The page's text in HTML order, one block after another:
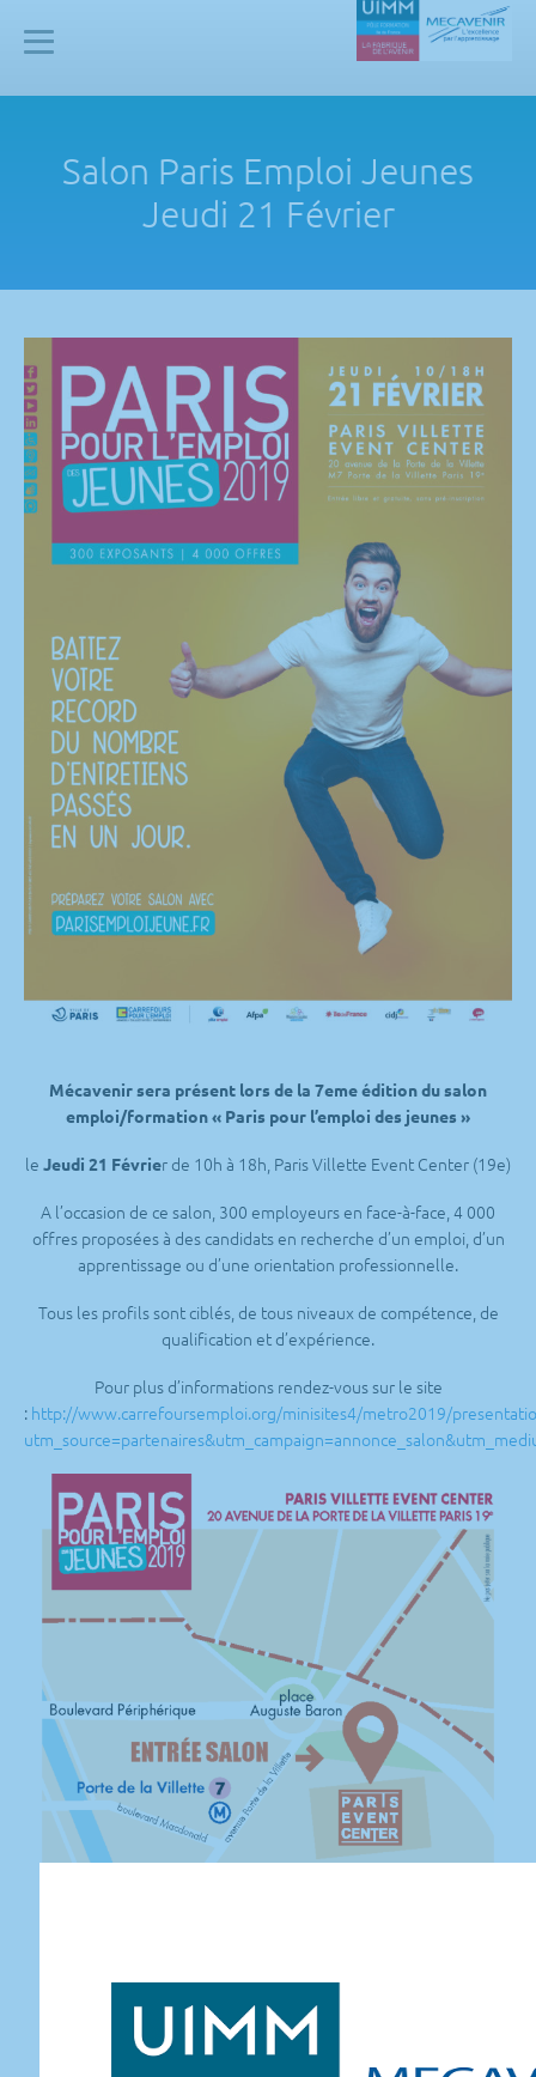
Mecavenir
Salon Paris Emploi Jeunes
Jeudi 21 Février
Mécavenir sera présent lors de la 7eme édition du salon
emploi/formation « Paris pour l’emploi des jeunes »
le Jeudi 21 Février de 10h à 18h, Paris Villette Event Center (19e)
A l’occasion de ce salon, 300 employeurs en face-à-face, 4 000
offres proposées à des candidats en recherche d’un emploi, d’un
apprentissage ou d’une orientation professionnelle.
Tous les profils sont ciblés, de tous niveaux de compétence, de
qualification et d’expérience.
Pour plus d’informations rendez-vous sur le site
: http://www.carrefoursemploi.org/minisites4/metro2019/